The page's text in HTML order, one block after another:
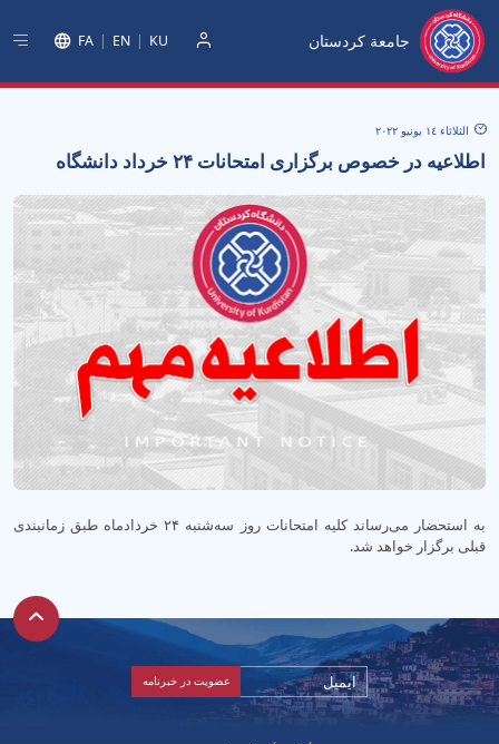
جامعة كردستان FA EN KU
الثلاثاء ١٤ يونيو ٢٠٢٢
اطلاعیه در خصوص برگزاری امتحانات ۲۴ خرداد دانشگاه
به استحضار می‌رساند کلیه امتحانات روز سه‌شنبه ۲۴ خردادماه طبق زمانبندی
قبلی برگزار خواهد شد.